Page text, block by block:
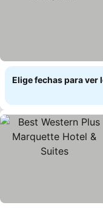
Elige fechas para ver